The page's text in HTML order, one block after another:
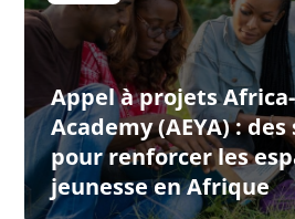
Appel à projets
Academy (AEYA) :
pour renforcer les
jeunesse en Afrique